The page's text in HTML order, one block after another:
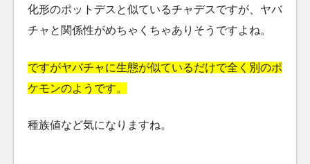
化形のポットデスと似ているチャデスですが、ヤバ
チャと関係性がめちゃくちゃありそうですよね。
ですがヤバチャに生態が似ているだけで全く別のポ
ケモンのようです。
種族値など気になりますね。